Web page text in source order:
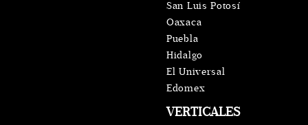
VERTICALES
San Luis Potosí
Oaxaca
Puebla
Hidalgo
El Universal
Edomex